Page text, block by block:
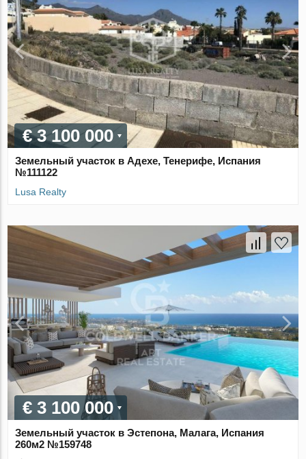
€ 3 100 000
Земельный участок в Адехе, Тенерифе, Испания
№111122
Lusa Realty
€ 3 100 000
Земельный участок в Эстепона, Малага, Испания
260м2 №159748